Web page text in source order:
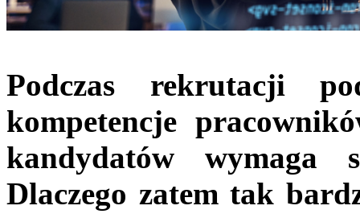
Podczas rekrutacji
kompetencje
kandydatów wymaga
Dlaczego zatem tak